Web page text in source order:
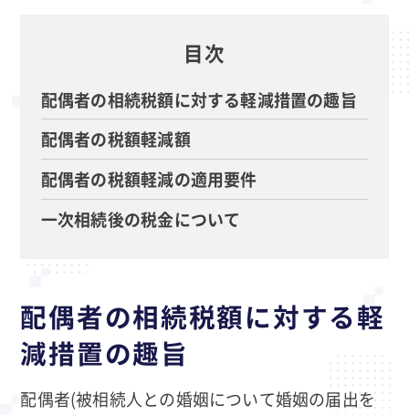
目次
配偶者の相続税額に対する軽減措置の趣旨
配偶者の税額軽減額
配偶者の税額軽減の適用要件
一次相続後の税金について
配偶者の相続税額に対する軽
減措置の趣旨
配偶者(被相続人との婚姻について婚姻の届出を